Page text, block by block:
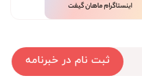
ثبت نام در خبرنامه